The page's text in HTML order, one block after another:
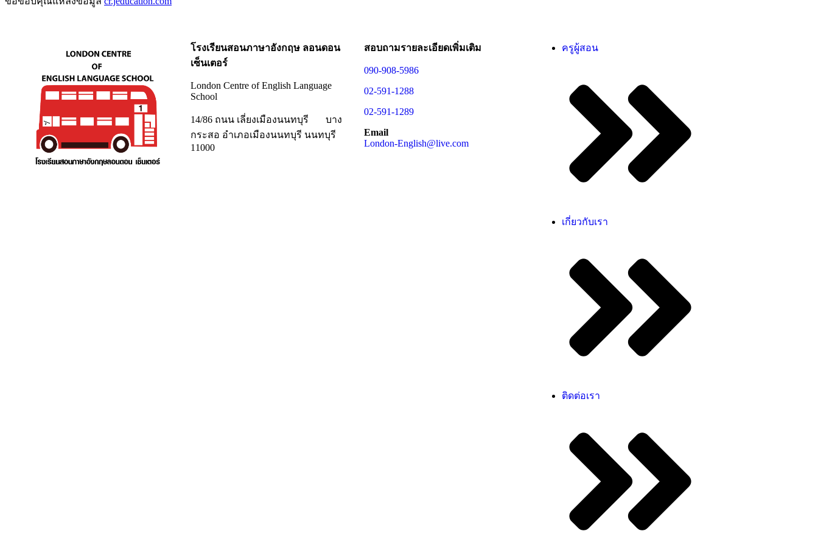
โรงเรียนสอนภาษาอังกฤษ ลอนดอน
เซ็นเตอร์
London Centre of English Language
School
14/86 ถนน เลี่ยงเมืองนนทบุรี บาง
กระสอ อำเภอเมืองนนทบุรี นนทบุรี
11000
สอบถามรายละเอียดเพิ่มเติม
090-908-5986
02-591-1288
02-591-1289
Email
London-English@live.com
ครูผู้สอน
เกี่ยวกับเรา
ติดต่อเรา